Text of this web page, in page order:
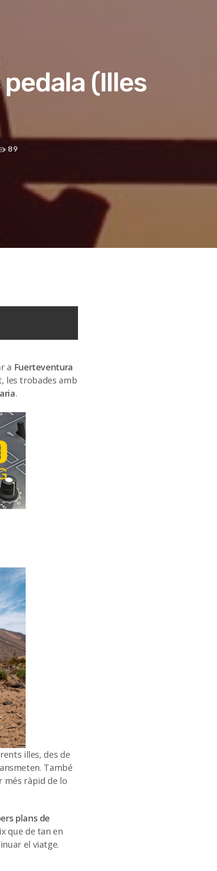
(Illes
89
a Fuerteventura
les trobades amb
.
illes, des de
També
més ràpid de lo
plans de
que de tan en
el viatge.